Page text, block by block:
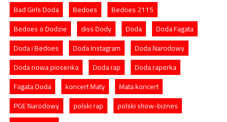
Bad Girls Doda Bedoes
Bedoes 2115
Bedoes o Dodzie
diss Dody Doda
Doda Fagata
Doda i Bedoes
Doda Instagram
Doda Narodowy
Doda nowa piosenka
Doda rap
Doda raperka
Fagata Doda
koncert Maty
Mata koncert
PGE Narodowy
polski rap
polski show-biznes